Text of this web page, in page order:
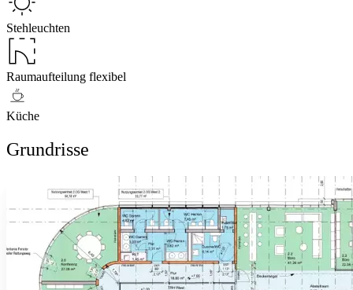
Stehleuchten
Raumaufteilung flexibel
Küche
Grundrisse